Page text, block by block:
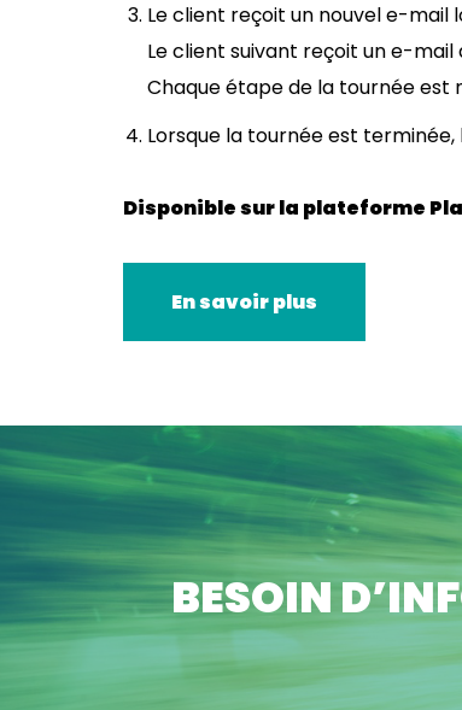
Le client reçoit un nouvel e-mail
Le client suivant reçoit un e-
Chaque étape de la tournée est
Lorsque la tournée est
Disponible sur la plateforme
En savoir plus
BESOIN